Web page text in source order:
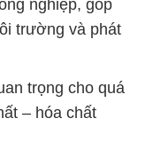
nghiệp, góp
trường và phát
trọng cho quá
– hóa chất